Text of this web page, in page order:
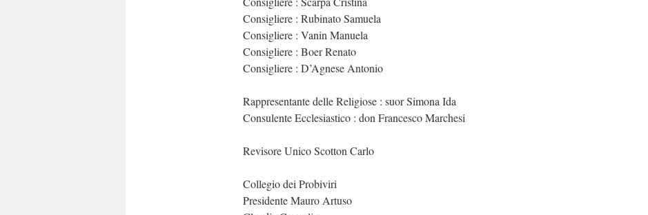
Consigliere : Rubinato Samuela
Consigliere : Vanin Manuela
Consigliere : Boer Renato
Consigliere : D’Agnese Antonio
Rappresentante delle Religiose : suor Simona Ida
Consulente Ecclesiastico : don Francesco Marchesi
Revisore Unico Scotton Carlo
Collegio dei Probiviri
Presidente Mauro Artuso